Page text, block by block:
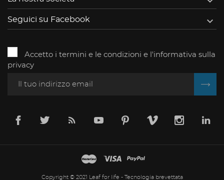
Seguici su Facebook 
Accetto i termini e le condizioni e l'informativa sulla
privacy
Copyright © 2021 Leaf for life - Tecnologia brevettata